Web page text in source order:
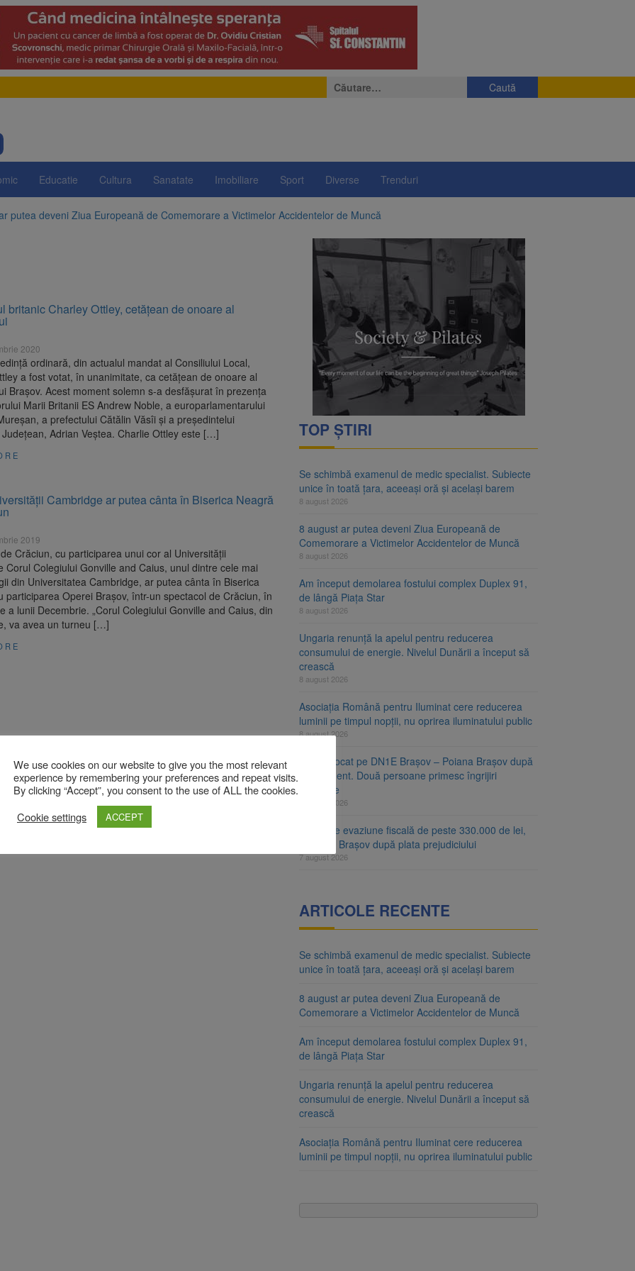
Caută
după:
Educatie Cultura Sanatate Imobiliare Sport Diverse Trenduri
putea deveni Ziua Europeană de Comemorare a Victimelor Accidentelor de Muncă
la apelul pentru reducerea consumului de energie. Nivelul Dunării a început să crească
Română pentru Iluminat cere reducerea luminii pe timpul nopții, nu oprirea iluminatului public
pe DN1E Brașov – Poiana Brașov după un accident. Două persoane primesc îngrijiri
examenul de medic specialist. Subiecte unice în toată țara, aceeași oră și același barem
britanic Charley Ottley, cetățean de onoare al
2020
ordinară, din actualul mandat al Consiliului Local,
a fost votat, în unanimitate, ca cetățean de onoare al
Brașov. Acest moment solemn s-a desfășurat în prezența
Marii Britanii ES Andrew Noble, a europarlamentarului
a prefectului Cătălin Văsîi și a președintelui
Adrian Veștea. Charlie Ottley este […]
Cambridge ar putea cânta în Biserica Neagră
2019
Crăciun, cu participarea unui cor al Universității
Corul Colegiului Gonville and Caius, unul dintre cele mai
din Universitatea Cambridge, ar putea cânta în Biserica
participarea Operei Brașov, într-un spectacol de Crăciun, în
a lunii Decembrie. „Corul Colegiului Gonville and Caius, din
va avea un turneu […]
TOP ȘTIRI
Se schimbă examenul de medic specialist. Subiecte
unice în toată țara, aceeași oră și același barem
8 august 2026
8 august ar putea deveni Ziua Europeană de
Comemorare a Victimelor Accidentelor de Muncă
8 august 2026
Am început demolarea fostului complex Duplex 91,
de lângă Piața Star
8 august 2026
Ungaria renunță la apelul pentru reducerea
consumului de energie. Nivelul Dunării a început să
crească
8 august 2026
Asociația Română pentru Iluminat cere reducerea
luminii pe timpul nopții, nu oprirea iluminatului public
8 august 2026
Trafic blocat pe DN1E Brașov – Poiana Brașov după
un accident. Două persoane primesc îngrijiri
medicale
7 august 2026
Dosar de evaziune fiscală de peste 330.000 de lei,
clasat la Brașov după plata prejudiciului
7 august 2026
ARTICOLE RECENTE
Se schimbă examenul de medic specialist. Subiecte
unice în toată țara, aceeași oră și același barem
8 august ar putea deveni Ziua Europeană de
Comemorare a Victimelor Accidentelor de Muncă
Am început demolarea fostului complex Duplex 91,
de lângă Piața Star
Ungaria renunță la apelul pentru reducerea
consumului de energie. Nivelul Dunării a început să
crească
Asociația Română pentru Iluminat cere reducerea
luminii pe timpul nopții, nu oprirea iluminatului public
We use cookies on our website to give you the most relevant
experience by remembering your preferences and repeat visits.
By clicking “Accept”, you consent to the use of ALL the cookies.
Cookie settings
ACCEPT